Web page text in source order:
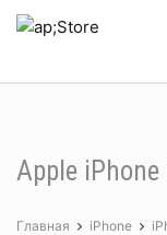
Apple
Главная iPhone